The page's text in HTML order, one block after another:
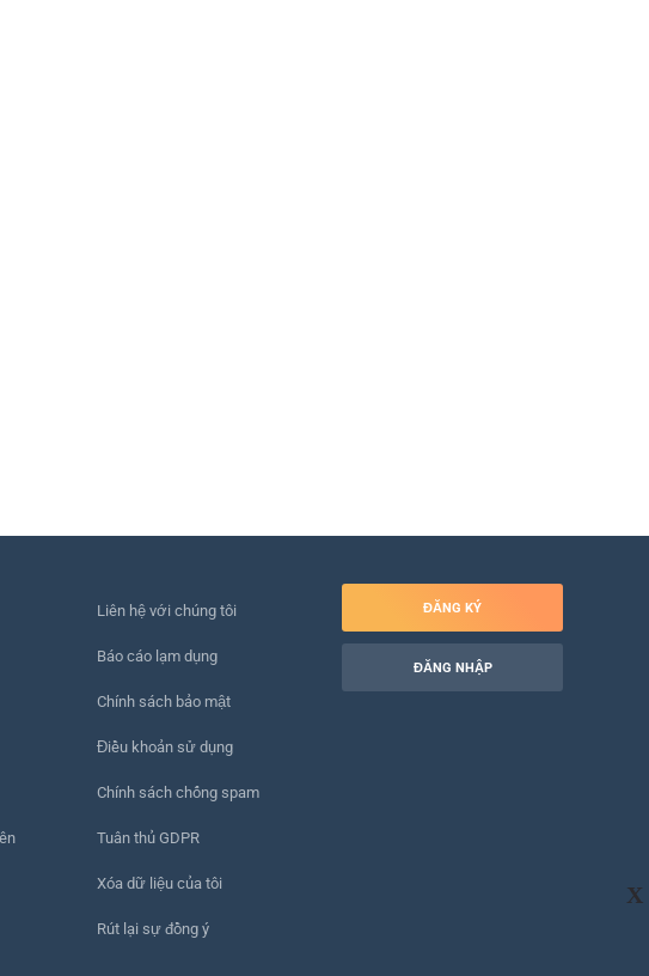
X
Liên hệ với chúng tôi
Báo cáo lạm dụng
Chính sách bảo mật
Điều khoản sử dụng
Chính sách chống spam
Tuân thủ GDPR
Xóa dữ liệu của tôi
Rút lại sự đồng ý
ĐĂNG KÝ
ĐĂNG NHẬP